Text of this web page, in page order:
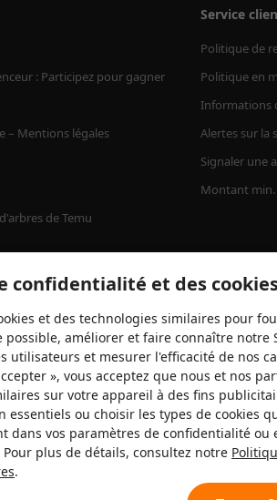
: Participez pour gagner
– Mentions légales
de Temu
Service
Politique de
Politique en
Informations
Alertes sur la
Signaler une
Montant
confidentialité et des
et des technologies similaires pour
possible, améliorer et faire connaître notre
utilisateurs et mesurer l'efficacité de nos
», vous acceptez que nous et nos
sur votre appareil à des fins
essentiels ou choisir les types de cookies
dans vos paramètres de confidentialité ou
Pour plus de détails, consultez notre
.